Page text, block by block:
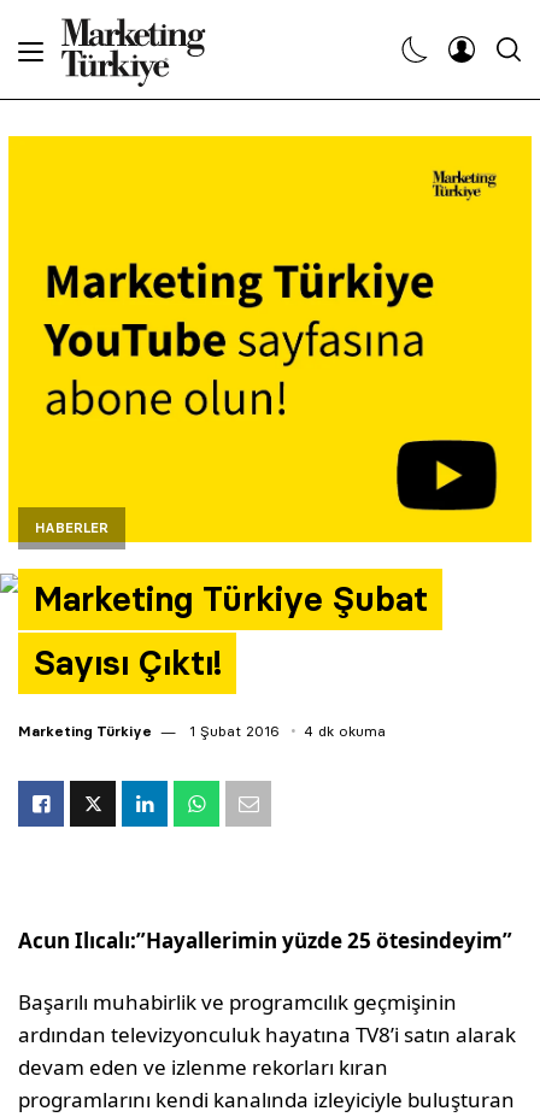
HABERLER
Marketing Türkiye Şubat
Sayısı Çıktı!
Marketing Türkiye 1 Şubat 2016 4 dk okuma
Acun Ilıcalı:”Hayallerimin yüzde 25 ötesindeyim”
Başarılı muhabirlik ve programcılık geçmişinin
ardından televizyonculuk hayatına TV8’i satın alarak
devam eden ve izlenme rekorları kıran
programlarını kendi kanalında izleyiciyle buluşturan
Dergiler
Etkinlikler
Yazarlar
Araştırma